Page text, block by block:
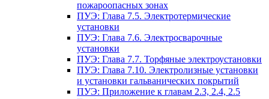
пожароопасных зонах
ПУЭ: Глава 7.5. Электротермические
установки
ПУЭ: Глава 7.6. Электросварочные
установки
ПУЭ: Глава 7.7. Торфяные электроустановки
ПУЭ: Глава 7.10. Электролизные установки
и установки гальванических покрытий
ПУЭ: Приложение к главам 2.3, 2.4, 2.5